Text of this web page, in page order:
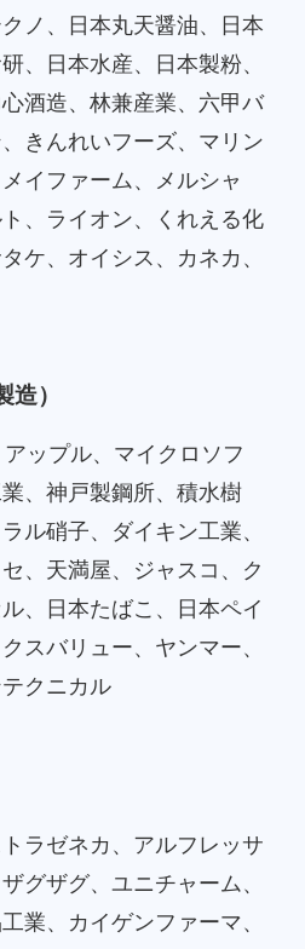
ノ、日本丸天醤油、日本
、日本水産、日本製粉、
酒造、林兼産業、六甲バ
きんれいフーズ、マリン
イファーム、メルシャ
、ライオン、くれえる化
ケ、オイシス、カネカ、
）
ップル、マイクロソフ
、神戸製鋼所、積水樹
ル硝子、ダイキン工業、
、天満屋、ジャスコ、ク
、日本たばこ、日本ペイ
スバリュー、ヤンマー、
クニカル
ラゼネカ、アルフレッサ
グザグ、ユニチャーム、
業、カイゲンファーマ、